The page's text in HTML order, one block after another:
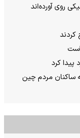
روی آورده‌اند
کردند
پیدا کرد